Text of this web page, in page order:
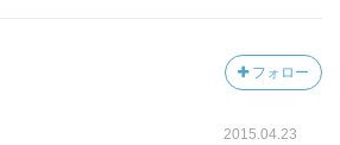
フォロー
2015.04.23